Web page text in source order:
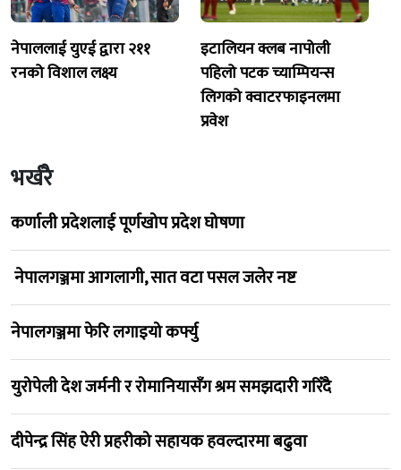
नेपाललाई युएई द्वारा २११
रनको विशाल लक्ष्य
इटालियन क्लब नापोली
पहिलो पटक च्याम्पियन्स
लिगको क्वाटरफाइनलमा
प्रवेश
भर्खरै
कर्णाली प्रदेशलाई पूर्णखोप प्रदेश घोषणा
नेपालगञ्जमा आगलागी, सात वटा पसल जलेर नष्ट
नेपालगञ्जमा फेरि लगाइयो कर्फ्यु
युरोपेली देश जर्मनी र रोमानियासँग श्रम समझदारी गरिँदै
दीपेन्द्र सिंह ऐरी प्रहरीको सहायक हवल्दारमा बढुवा